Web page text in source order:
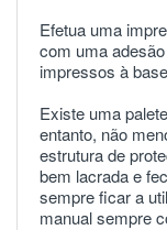
Efetua uma
com uma
impressos à
Existe uma
entanto, não
estrutura de
bem lacrada e
sempre ficar a
manual sempre